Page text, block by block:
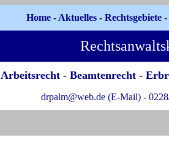
Home - Aktuelles - Rechtsgebiete -
Arbeitsrecht - Beamtenrecht -
drpalm@web.de (E-Mail) -